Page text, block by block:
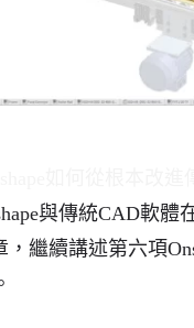
如何從根本改進
與傳統CAD軟體
，繼續講述第六項